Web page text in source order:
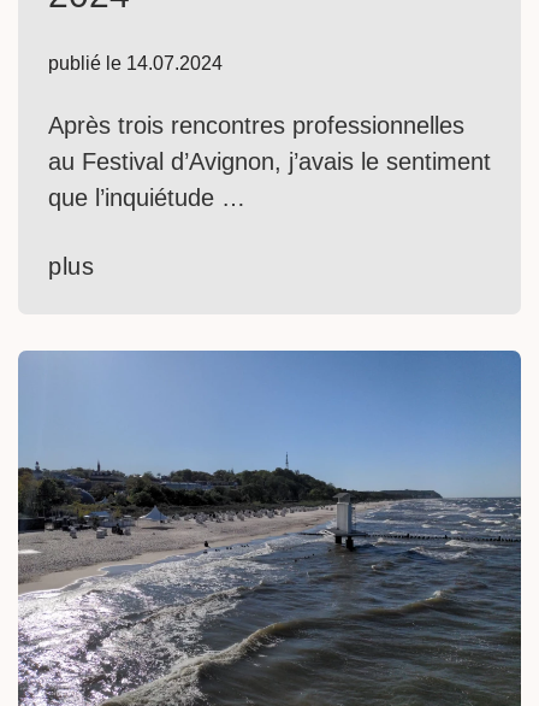
publié le 14.07.2024
Après trois rencontres professionnelles
au Festival d’Avignon, j’avais le sentiment
que l’inquiétude …
plus